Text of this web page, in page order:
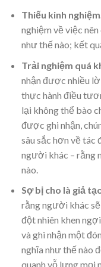
Thiếu kinh
nghiệm về việc
như thế nào; kết
Trải nghiệm quá
nhận được nhiều
thực hành điều
lại không thể bào
được ghi nhận,
sâu sắc hơn về tác
người khác – rằng
nào.
Sợ bị cho là giả
rằng người khác
đột nhiên khen
và ghi nhận một
nghĩa như thế nào
quanh vỗ lưng mọi